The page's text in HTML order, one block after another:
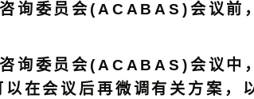
询委员会(ACABAS)会议前
询委员会(ACABAS)会议中
在会议后再微调有关方案，